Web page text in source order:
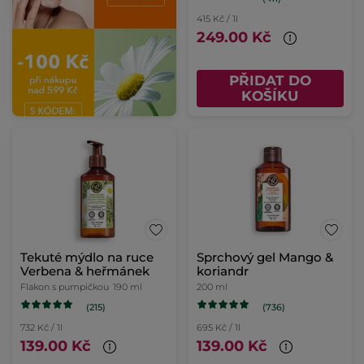
415 Kč / 1l
249.00 Kč
PŘIDAT DO
KOŠÍKU
Tekuté mýdlo na ruce
Verbena & heřmánek
Flakon s pumpičkou 190 ml
(215)
732 Kč / 1l
139.00 Kč
Sprchový gel Mango &
koriandr
200 ml
(736)
695 Kč / 1l
139.00 Kč